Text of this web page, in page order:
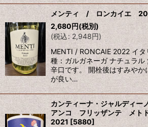
メンティ / ロンカイエ
2,680円(税別)
(税込: 2,948円)
MENTI / RONCAIE 2022 イ
種：ガルガネーガ ナチュラル
辛口です。 開栓後はすみやか
が良い…
カンティーナ・ジャルディ
アンコ フリッザンテ メト
2021 [5880]